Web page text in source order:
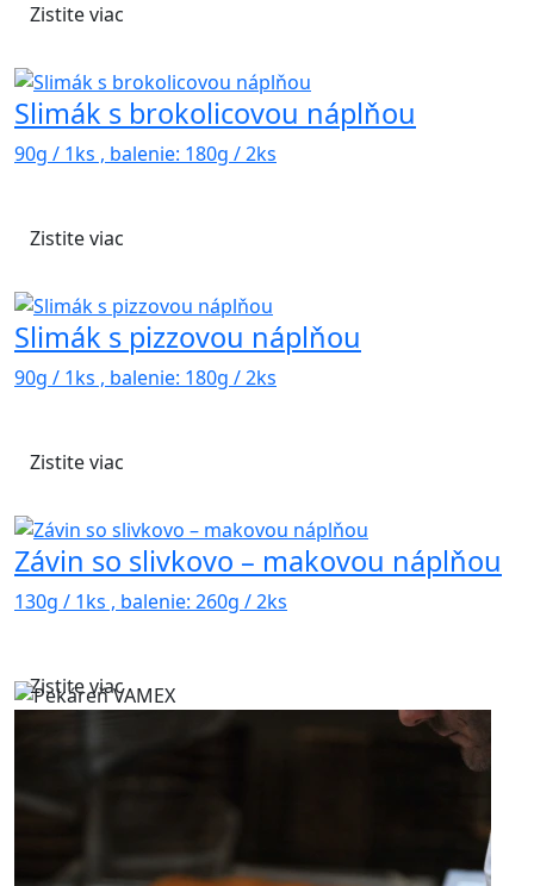
Zistite viac
Slimák s brokolicovou náplňou
90g / 1ks , balenie: 180g / 2ks
Zistite viac
Slimák s pizzovou náplňou
90g / 1ks , balenie: 180g / 2ks
Zistite viac
Závin so slivkovo – makovou náplňou
130g / 1ks , balenie: 260g / 2ks
Zistite viac